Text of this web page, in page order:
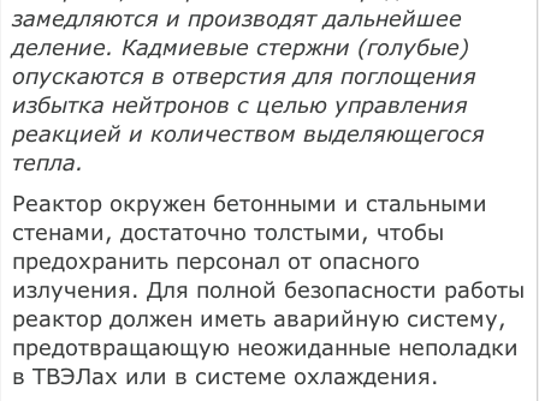
замедляются и производят дальнейшее
деление. Кадмиевые стержни (голубые)
опускаются в отверстия для поглощения
избытка нейтронов с целью управления
реакцией и количеством выделяющегося
тепла.
Реактор окружен бетонными и стальными
стенами, достаточно толстыми, чтобы
предохранить персонал от опасного
излучения. Для полной безопасности работы
реактор должен иметь аварийную систему,
предотвращающую неожиданные неполадки
в ТВЭЛах или в системе охлаждения.